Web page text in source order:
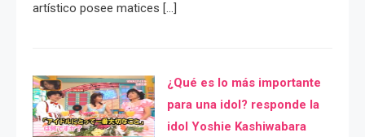
artístico posee matices […]
¿Qué es lo más importante
para una idol? responde la
idol Yoshie Kashiwabara